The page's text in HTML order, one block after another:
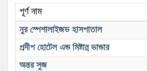
পূর্ণ নাম
নুর স্পেশালাইজড হাসপাতাল
প্রদীপ হোটেল এন্ড মিষ্টান্ন ভান্ডার
অন্তর সুজ